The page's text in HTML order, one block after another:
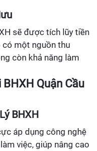
sẽ được tích lũy tiền
có một nguồn thu
còn khả năng làm
Quận Cầu
BHXH
áp dụng công nghệ
việc, giúp nâng cao